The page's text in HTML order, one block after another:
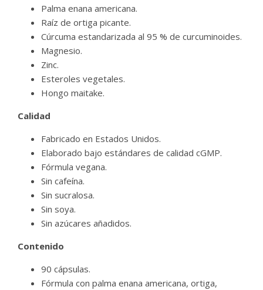
Palma enana americana.
Raíz de ortiga picante.
Cúrcuma estandarizada al 95 % de curcuminoides.
Magnesio.
Zinc.
Esteroles vegetales.
Hongo maitake.
Calidad
Fabricado en Estados Unidos.
Elaborado bajo estándares de calidad cGMP.
Fórmula vegana.
Sin cafeína.
Sin sucralosa.
Sin soya.
Sin azúcares añadidos.
Contenido
90 cápsulas.
Fórmula con palma enana americana, ortiga,